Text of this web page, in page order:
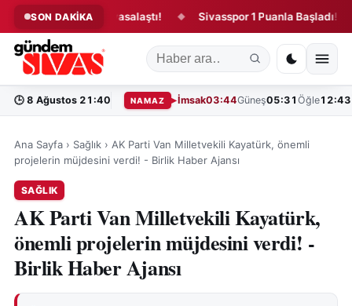
SON DAKİKA
kanun teklifi yasalaştı! ◆ Sivasspor 1 Puanla Başladı! ◆
🕒 8 Ağustos 21:40 NAMAZ İmsak03:44Güneş05:31 Öğle12:43
Ana Sayfa › Sağlık › AK Parti Van Milletvekili Kayatürk, önemli
projelerin müjdesini verdi! - Birlik Haber Ajansı
SAĞLIK
AK Parti Van Milletvekili Kayatürk,
önemli projelerin müjdesini verdi! -
Birlik Haber Ajansı